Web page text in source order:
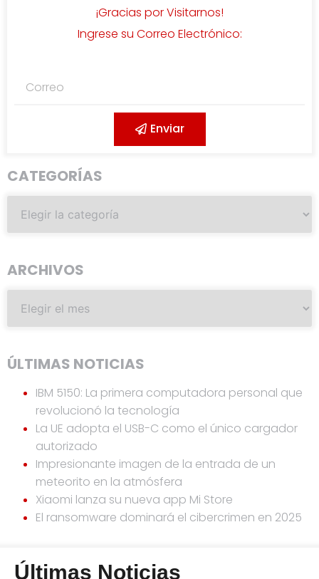
¡Gracias por Visitarnos!
Ingrese su Correo Electrónico:
Enviar
CATEGORÍAS
ARCHIVOS
ÚLTIMAS NOTICIAS
IBM 5150: La primera computadora personal que
revolucionó la tecnología
La UE adopta el USB-C como el único cargador
autorizado
Impresionante imagen de la entrada de un
meteorito en la atmósfera
Xiaomi lanza su nueva app Mi Store
El ransomware dominará el cibercrimen en 2025
Últimas Noticias